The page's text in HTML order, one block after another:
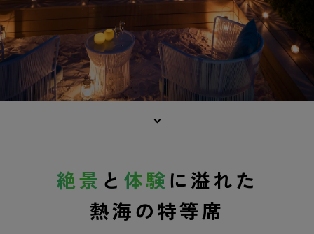
絶景 と体験に溢れた
熱海の特等席